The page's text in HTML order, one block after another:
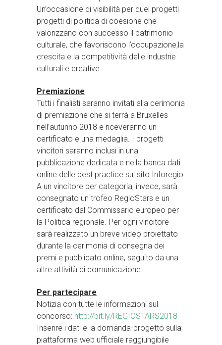
Un’occasione di visibilità per quei progetti
progetti di politica di coesione che
valorizzano con successo il patrimonio
culturale, che favoriscono l’occupazione,la
crescita e la competitività delle industrie
culturali e creative.
Premiazione
Tutti i finalisti saranno invitati alla cerimonia
di premiazione che si terrà a Bruxelles
nell’autunno 2018 e riceveranno un
certificato e una medaglia. I progetti
vincitori saranno inclusi in una
pubblicazione dedicata e nella banca dati
online delle best practice sul sito Inforegio.
A un vincitore per categoria, invece, sarà
consegnato un trofeo RegioStars e un
certificato dal Commissario europeo per
la Politica regionale. Per ogni vincitore
sarà realizzato un breve video proiettato
durante la cerimonia di consegna dei
premi e pubblicato online, seguito da una
altre attività di comunicazione.
Per partecipare
Notizia con tutte le informazioni sul
concorso: http://bit.ly/REGIOSTARS2018
Inserire i dati e la domanda-progetto sulla
piattaforma web ufficiale raggiungibile